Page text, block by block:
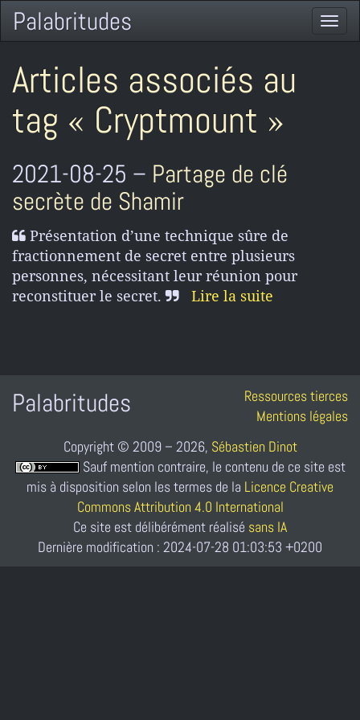
Palabritudes
Articles associés au
tag « Cryptmount »
2021-08-25 – Partage de clé
secrète de Shamir
Présentation d’une technique sûre de
fractionnement de secret entre plusieurs
personnes, nécessitant leur réunion pour
reconstituer le secret.
Lire la suite
Palabritudes
Ressources tierces
Mentions légales
Copyright © 2009 – 2026, Sébastien Dinot
Sauf mention contraire, le contenu de ce site est
mis à disposition selon les termes de la Licence Creative
Commons Attribution 4.0 International
Ce site est délibérément réalisé sans IA
Dernière modification : 2024-07-28 01:03:53 +0200